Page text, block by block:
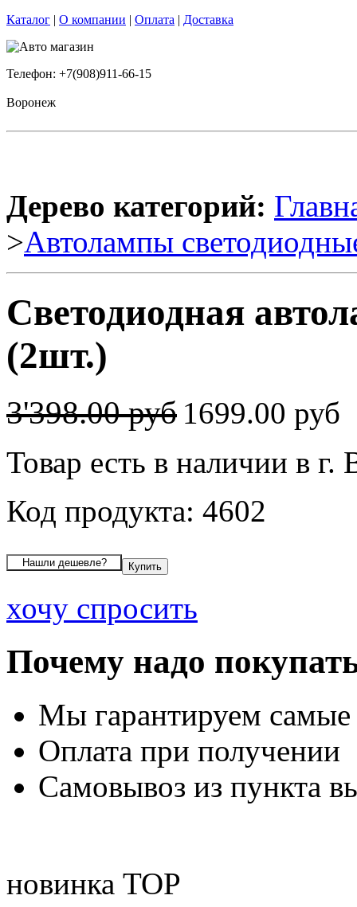
Каталог | О компании | Оплата | Доставка
Телефон: +7(908)911-66-15
Воронеж
Дерево категорий:
>Автолампы
Светодиодная
(2шт.)
3'398.00 руб 1699.00 руб
Товар есть в наличии в г.
Код продукта: 4602
хочу спросить
Почему надо
Мы гарантируем
Оплата при получении
Самовывоз из пункта
новинка TOP